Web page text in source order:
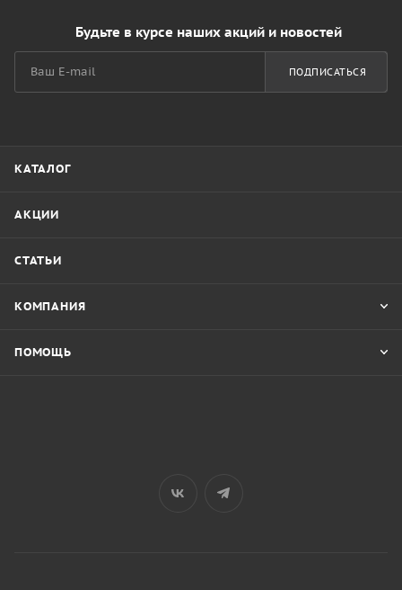
Будьте в курсе наших акций и новостей
ПОДПИСАТЬСЯ
КАТАЛОГ
АКЦИИ
СТАТЬИ
КОМПАНИЯ
ПОМОЩЬ